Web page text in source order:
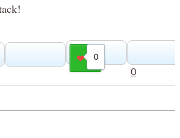
0
Gilla
0